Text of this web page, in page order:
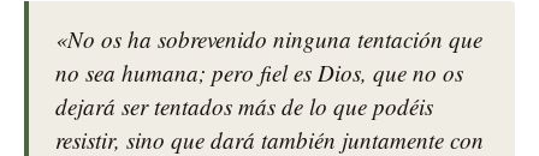
«No os ha sobrevenido ninguna tentación que
no sea humana; pero fiel es Dios, que no os
dejará ser tentados más de lo que podéis
resistir, sino que dará también juntamente con